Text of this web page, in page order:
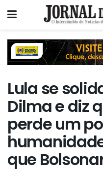
Lula se
Dilma e diz
perde um
que